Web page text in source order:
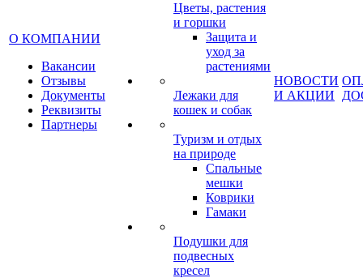
О КОМПАНИИ
Вакансии
Отзывы
Документы
Реквизиты
Партнеры
Цветы, растения
и горшки
Защита и
уход за
растениями
Лежаки для
кошек и собак
Туризм и отдых
на природе
Спальные
мешки
Коврики
Гамаки
Подушки для
подвесных
кресел
НОВОСТИ
И АКЦИИ